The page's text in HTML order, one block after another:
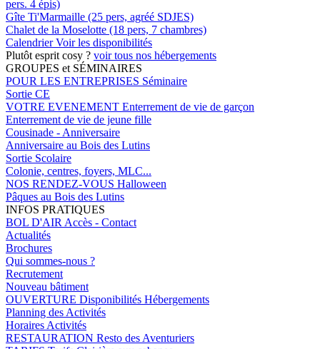
pers. 4 épis)
Gîte Ti'Marmaille (25 pers, agréé SDJES)
Chalet de la Moselotte (18 pers, 7 chambres)
CalendrierVoir les disponibilités
Plutôt esprit cosy ? voir tous nos hébergements
GROUPES et SÉMINAIRES
POUR LES ENTREPRISES Séminaire
Sortie CE
VOTRE EVENEMENT Enterrement de vie de garçon
Enterrement de vie de jeune fille
Cousinade - Anniversaire
Anniversaire au Bois des Lutins
Sortie Scolaire
Colonie, centres, foyers, MLC...
NOS RENDEZ-VOUS Halloween
Pâques au Bois des Lutins
INFOS PRATIQUES
BOL D'AIR Accès - Contact
Actualités
Brochures
Qui sommes-nous ?
Recrutement
Nouveau bâtiment
OUVERTURE Disponibilités Hébergements
Planning des Activités
Horaires Activités
RESTAURATION Resto des Aventuriers